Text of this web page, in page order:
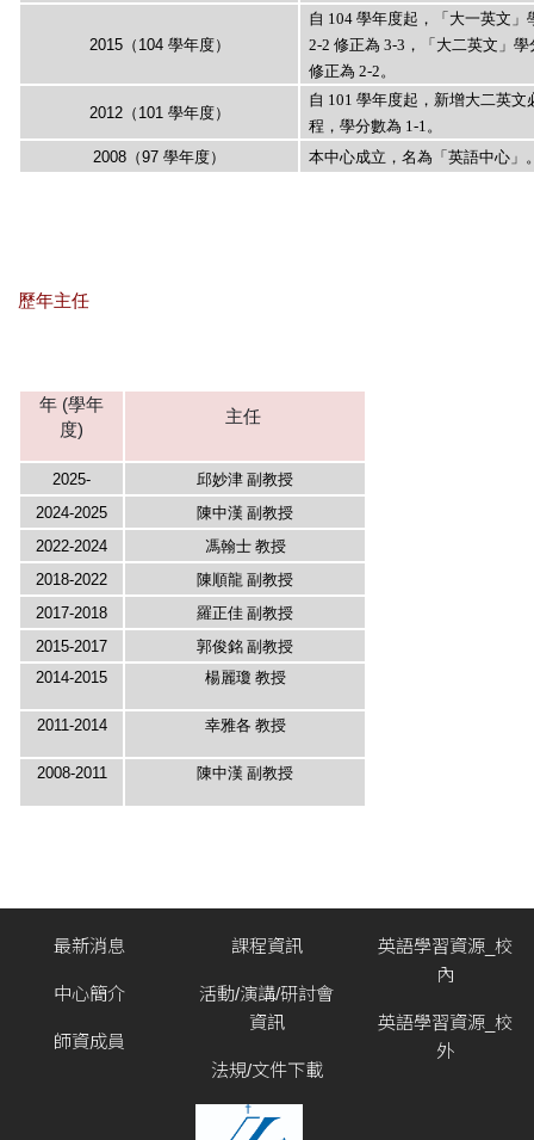
2015（104 學年度）
自 104 學年度起，「大一英文」
2-2 修正為 3-3，「大二英文」學
修正為 2-2。
2012（101 學年度）
自 101 學年度起，新增大二英文
程，學分數為 1-1。
2008（97 學年度）
本中心成立，名為「英語中心」
歷年主任
年 (學年
度)
主任
2025-
邱妙津 副教授
2024-2025
陳中漢 副教授
2022-2024
馮翰士 教授
2018-2022
陳順龍 副教授
2017-2018
羅正佳 副教授
2015-2017
郭俊銘 副教授
2014-2015
楊麗瓊 教授
2011-2014 幸雅各 教授
2008-2011 陳中漢 副教授
最新消息
中心簡介
師資成員
課程資訊
活動/演講/研討會
資訊
法規/文件下載
英語學習資源_校
內
英語學習資源_校
外